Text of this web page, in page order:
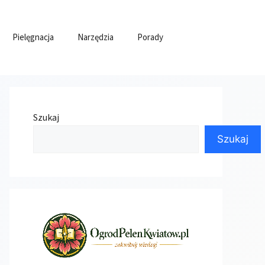
Pielęgnacja Narzędzia Porady
Szukaj
Szukaj